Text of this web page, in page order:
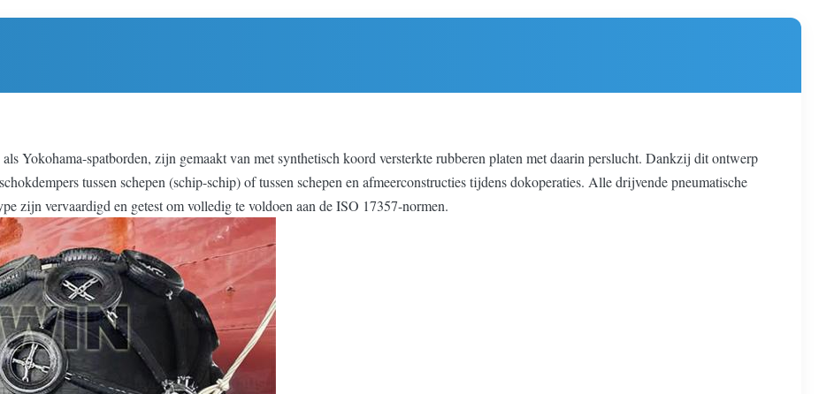
Yokohama-spatborden, zijn gemaakt van met synthetisch koord versterkte rubberen platen met daarin perslucht. Dankzij dit ontwerp
tussen schepen (schip-schip) of tussen schepen en afmeerconstructies tijdens dokoperaties. Alle drijvende pneumatische
zijn vervaardigd en getest om volledig te voldoen aan de ISO 17357-normen.